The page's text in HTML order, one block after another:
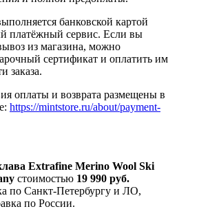
банковской картой
платёжный сервис. Если вы
из магазина, можно
сертификат и оплатить им
заказа.
оплаты и возврата размещены в
https://mintstore.ru/about/payment-
Extrafine Merino Wool Ski
стоимостью 19 990 руб.
по Санкт-Петербургу и ЛО,
по России.